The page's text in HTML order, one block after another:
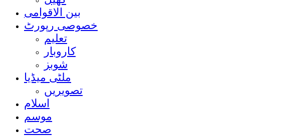
بین الاقوامی
خصوصی رپورٹ
تعلیم
کاروبار
شوبز
ملٹی میڈیا
تصویریں
اسلام
موسم
صحت